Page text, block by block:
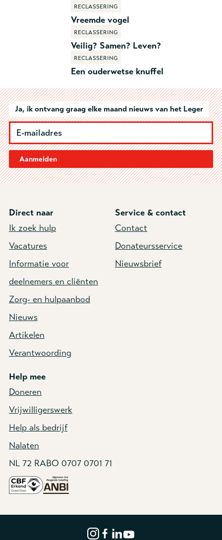
Vreemde vogel
Reclassering
Veilig? Samen? Leven?
Reclassering
Een ouderwetse knuffel
Reclassering
Ja, ik ontvang graag elke maand nieuws van het Leger
Aanmelden
Direct naar
Ik zoek hulp
Vacatures
Informatie voor
deelnemers en cliënten
Zorg- en hulpaanbod
Nieuws
Artikelen
Verantwoording
Service & contact
Contact
Donateursservice
Nieuwsbrief
Help mee
Doneren
Vrijwilligerswerk
Help als bedrijf
Nalaten
NL 72 RABO 0707 0701 71